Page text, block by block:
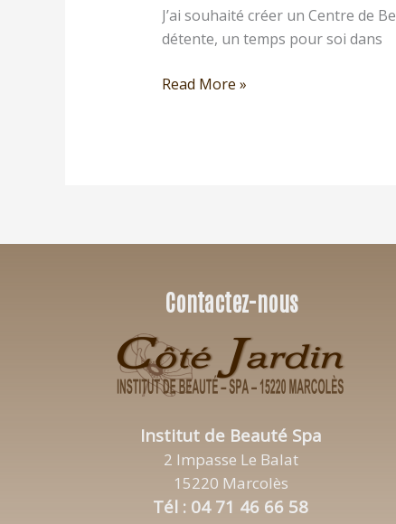
J’ai souhaité créer un Centre de
détente, un temps pour soi dans
Read More »
Contactez-nous
Institut de Beauté Spa
2 Impasse Le Balat
15220 Marcolès
Tél : 04 71 46 66 58